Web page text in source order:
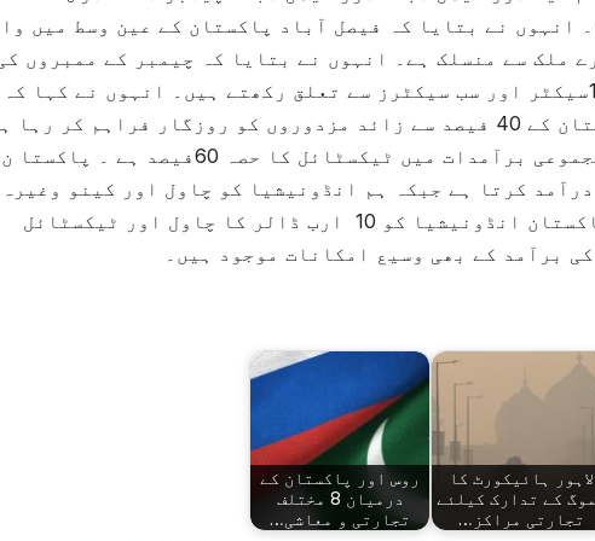
انہوں نے بتایا کہ فیصل آباد پاکستان کے عین وسط میں
ملک سے منسلک ہے۔ انہوں نے بتایا کہ چیمبر کے ممبروں
تعداد 9000سے زائد ہے جو معیشت کے 118سیکٹر اور سب سیکٹرز سے تعلق رکھتے ہیں۔ انہوں نے کہا کہ
ٹیکسٹائل اس شہر کی شناخت ہے جو پاکستان کے 40 فیصد سے زائد مزدوروں کو روزگار فراہم کر
انہوں نے مزید بتایا کہ پاکستان کی مجموعی برآمدات میں ٹیکسٹائل کا حصہ 60فیصد
کرتا ہے جبکہ ہم انڈونیشیا کو چاول اور کینو وغیرہ
برآمد کر رہے ہیں۔ انہوں نے کہا کہ پاکستان انڈونیشیا کو 10 ارب ڈالر کا چاول اور ٹیکسٹائل
برآمد کے بھی وسیع امکانات موجود ہیں۔
لاہور ہائیکورٹ کا
کے تدارک کیلئے
تجارتی مراکز…
روس اور پاکستان کے
درمیان 8 مختلف
تجارتی و معاشی…